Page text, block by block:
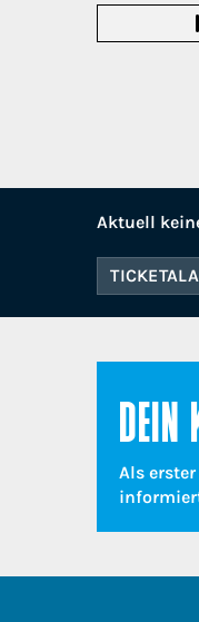
Aktuell
DEIN
Als